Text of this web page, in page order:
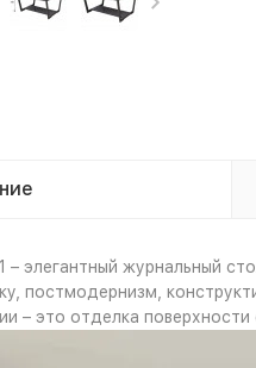
элегантный журнальный
постмодернизм,
– это отделка